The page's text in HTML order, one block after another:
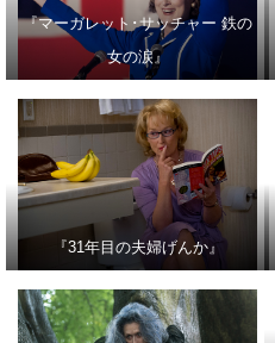
『マーガレット･サッチャー 鉄の
女の涙』
『31年目の夫婦げんか』